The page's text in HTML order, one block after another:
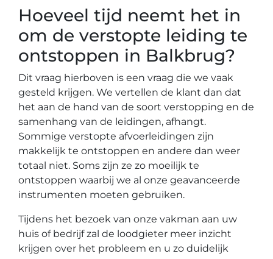
Hoeveel tijd neemt het in
om de verstopte leiding te
ontstoppen in Balkbrug?
Dit vraag hierboven is een vraag die we vaak
gesteld krijgen. We vertellen de klant dan dat
het aan de hand van de soort verstopping en de
samenhang van de leidingen, afhangt.
Sommige verstopte afvoerleidingen zijn
makkelijk te ontstoppen en andere dan weer
totaal niet. Soms zijn ze zo moeilijk te
ontstoppen waarbij we al onze geavanceerde
instrumenten moeten gebruiken.
Tijdens het bezoek van onze vakman aan uw
huis of bedrijf zal de loodgieter meer inzicht
krijgen over het probleem en u zo duidelijk